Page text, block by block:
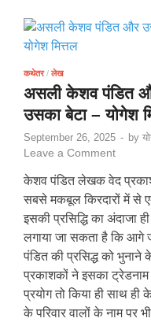
कथेतर/ लेख
असली केशव पंडित
उसका बेटा – योगेश
September 26, 2025 - by
Leave a Comment
केशव पंडित लेखक वेद
सबसे मकबूल किरदारों में से
इसकी प्रसिद्धि का अंदाजा
लगाया जा सकता है कि आगे
पंडित की प्रसिद्ध को भुनाने
प्रकाशकों ने इसका
प्रयोग तो किया ही साथ ही
के परिवार वालों के नाम पर